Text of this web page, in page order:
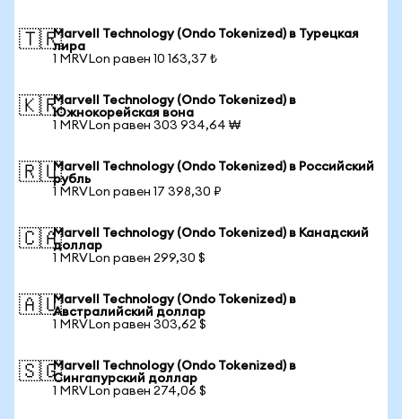
🇹🇷Marvell Technology (Ondo Tokenized) в Турецкая
лира
1 MRVLon равен 10 163,37 ₺
🇰🇷Marvell Technology (Ondo Tokenized) в
Южнокорейская вона
1 MRVLon равен 303 934,64 ₩
🇷🇺Marvell Technology (Ondo Tokenized) в Российский
рубль
1 MRVLon равен 17 398,30 ₽
🇨🇦Marvell Technology (Ondo Tokenized) в Канадский
доллар
1 MRVLon равен 299,30 $
🇦🇺Marvell Technology (Ondo Tokenized) в
Австралийский доллар
1 MRVLon равен 303,62 $
🇸🇬Marvell Technology (Ondo Tokenized) в
Сингапурский доллар
1 MRVLon равен 274,06 $